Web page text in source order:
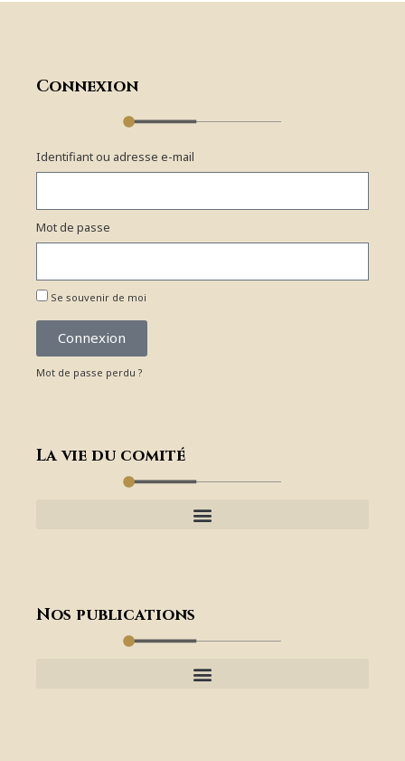
Connexion
Identifiant ou adresse e-mail
Mot de passe
Se souvenir de moi
Connexion
Mot de passe perdu ?
La vie du comité
Nos publications